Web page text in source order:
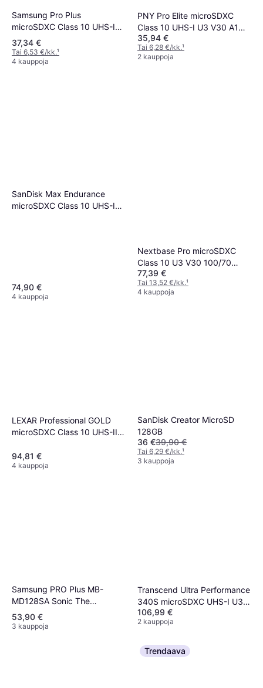
Samsung Pro Plus
microSDXC Class 10 UHS-I
U3 V30 A2 180/130MB/s
128GB +SD Adapter
37,34 €
Tai 6,53 €/kk.¹
4 kauppoja
PNY Pro Elite microSDXC
Class 10 UHS-I U3 V30 A1
100/90MB/s 128GB +Adapter
35,94 €
Tai 6,28 €/kk.¹
2 kauppoja
SanDisk Max Endurance
microSDXC Class 10 UHS-I
74,90 €
4 kauppoja
Nextbase Pro microSDXC
Class 10 U3 V30 100/70
MB/s 128GB +SD Adapter
77,39 €
Tai 13,52 €/kk.¹
4 kauppoja
LEXAR Professional GOLD
microSDXC Class 10 UHS-II
128GB
94,81 €
4 kauppoja
SanDisk Creator MicroSD
128GB
36 €39,90 €
Tai 6,29 €/kk.¹
3 kauppoja
Samsung PRO Plus MB-
MD128SA Sonic The
Hedgehog Flash Memory
Card 128 GB microSDXC
53,90 €
3 kauppoja
Transcend Ultra Performance
340S microSDXC UHS-I U3
V30 A2 128GB
106,99 €
2 kauppoja
Trendaava